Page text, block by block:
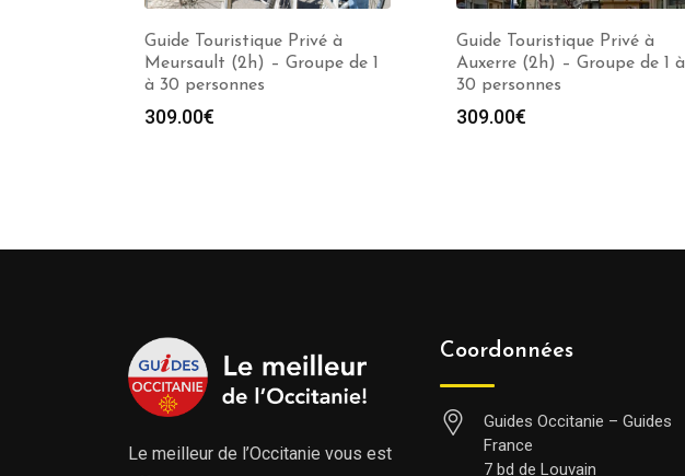
Guide Touristique Privé à
Meursault (2h) – Groupe de 1
à 30 personnes
309.00€
Guide Touristique Privé à
Auxerre (2h) – Groupe de 1 à
30 personnes
309.00€
Le meilleur de l’Occitanie vous est
Coordonnées
Guides Occitanie – Guides
France
7 bd de Louvain